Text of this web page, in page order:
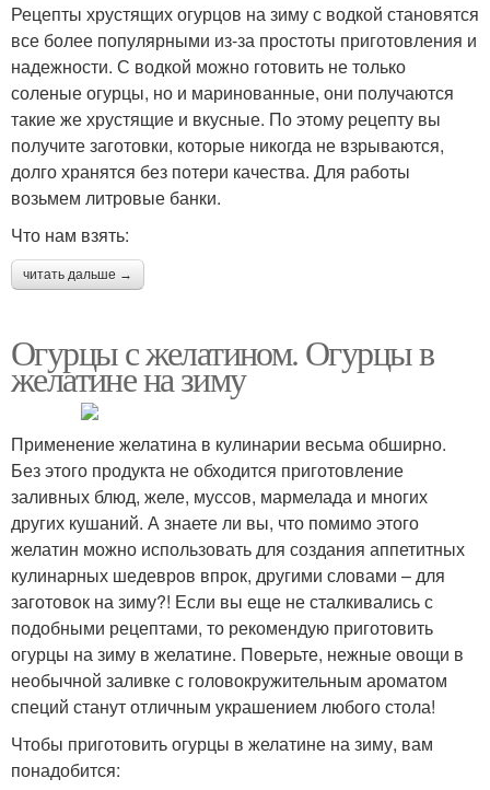
Рецепты хрустящих огурцов на зиму с водкой становятся
все более популярными из-за простоты приготовления и
надежности. С водкой можно готовить не только
соленые огурцы, но и маринованные, они получаются
такие же хрустящие и вкусные. По этому рецепту вы
получите заготовки, которые никогда не взрываются,
долго хранятся без потери качества. Для работы
возьмем литровые банки.
Что нам взять:
читать дальше →
Огурцы с желатином. Огурцы в
желатине на зиму
Применение желатина в кулинарии весьма обширно.
Без этого продукта не обходится приготовление
заливных блюд, желе, муссов, мармелада и многих
других кушаний. А знаете ли вы, что помимо этого
желатин можно использовать для создания аппетитных
кулинарных шедевров впрок, другими словами – для
заготовок на зиму?! Если вы еще не сталкивались с
подобными рецептами, то рекомендую приготовить
огурцы на зиму в желатине. Поверьте, нежные овощи в
необычной заливке с головокружительным ароматом
специй станут отличным украшением любого стола!
Чтобы приготовить огурцы в желатине на зиму, вам
понадобится: